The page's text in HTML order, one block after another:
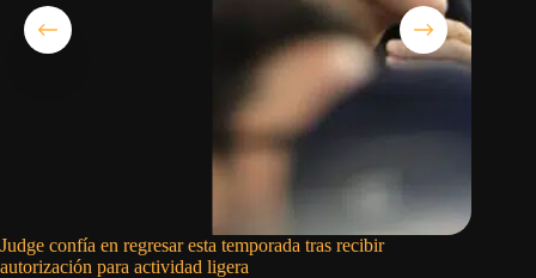
Judge confía en regresar esta temporada tras recibir
autorización para actividad ligera